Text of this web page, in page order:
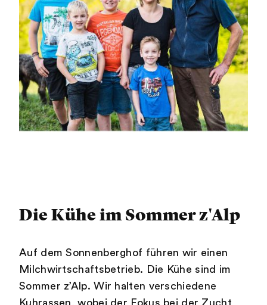
Die Kühe im Sommer z'Alp
Auf dem Sonnenberghof führen wir einen
Milchwirtschaftsbetrieb. Die Kühe sind im
Sommer z’Alp. Wir halten verschiedene
Kuhrassen, wobei der Fokus bei der Zucht